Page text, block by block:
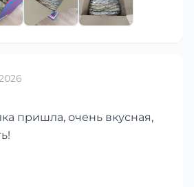
пришла, очень вкусная,